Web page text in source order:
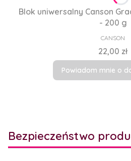
Blok uniwersalny Canson
- 200 g
CANSON
Cena
22,00 zł
Powiadom mnie o
Bezpieczeństwo